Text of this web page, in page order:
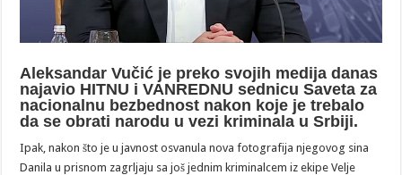
Aleksandar Vučić je preko svojih medija danas
najavio HITNU i VANREDNU sednicu Saveta za
nacionalnu bezbednost nakon koje je trebalo
da se obrati narodu u vezi kriminala u Srbiji.
Ipak, nakon što je u javnost osvanula nova fotografija njegovog sina
Danila u prisnom zagrljaju sa još jednim kriminalcem iz ekipe Velje